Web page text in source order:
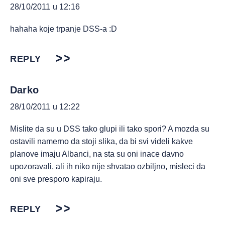
28/10/2011 u 12:16
hahaha koje trpanje DSS-a :D
REPLY
Darko
28/10/2011 u 12:22
Mislite da su u DSS tako glupi ili tako spori? A mozda su
ostavili namerno da stoji slika, da bi svi videli kakve
planove imaju Albanci, na sta su oni inace davno
upozoravali, ali ih niko nije shvatao ozbiljno, misleci da
oni sve presporo kapiraju.
REPLY